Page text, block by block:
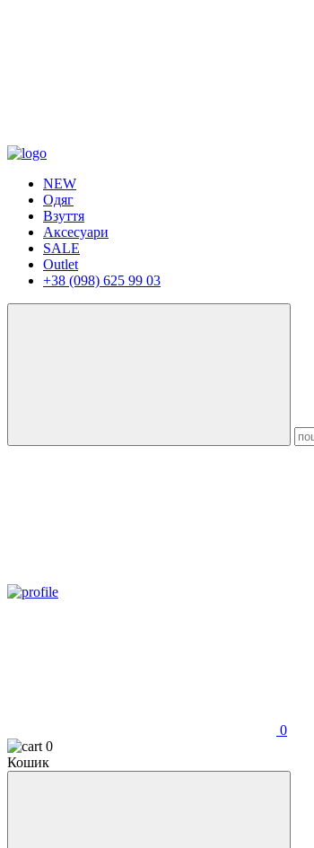
NEW
Одяг
Взуття
Аксесуари
SALE
Outlet
+38 (098) 625 99 03
0
0
Кошик